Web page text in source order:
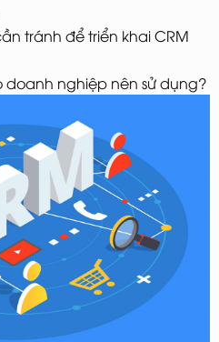
tránh để triển khai CRM
doanh nghiệp nên sử dụng?